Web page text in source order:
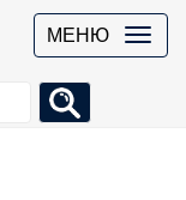
МЕНЮ